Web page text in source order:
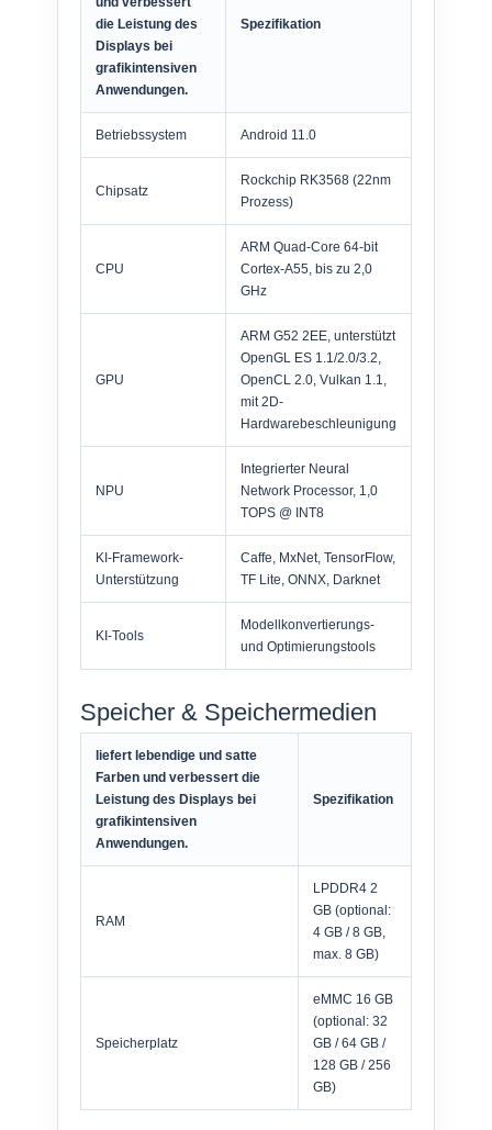
die Leistung des
Displays bei
grafikintensiven
Anwendungen.
Spezifikation
Betriebssystem Android 11.0
Chipsatz
Rockchip RK3568 (22nm
Prozess)
CPU
ARM Quad-Core 64-bit
Cortex-A55, bis zu 2,0
GHz
GPU
ARM G52 2EE, unterstützt
OpenGL ES 1.1/2.0/3.2,
OpenCL 2.0, Vulkan 1.1,
mit 2D-
Hardwarebeschleunigung
NPU
Integrierter Neural
Network Processor, 1,0
TOPS @ INT8
KI-Framework-
Unterstützung
Caffe, MxNet, TensorFlow,
TF Lite, ONNX, Darknet
KI-Tools
Modellkonvertierungs-
und Optimierungstools
Speicher & Speichermedien
liefert lebendige und satte
Farben und verbessert die
Leistung des Displays bei
grafikintensiven
Anwendungen.
Spezifikation
RAM
LPDDR4 2
GB (optional:
4 GB / 8 GB,
max. 8 GB)
Speicherplatz
eMMC 16 GB
(optional: 32
GB / 64 GB /
128 GB / 256
GB)